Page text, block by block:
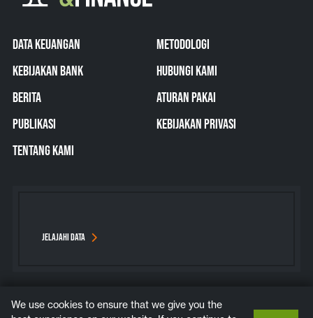
DATA KEUANGAN
KEBIJAKAN BANK
BERITA
PUBLIKASI
TENTANG KAMI
JELAJAHI DATA
METODOLOGI
HUBUNGI KAMI
ATURAN PAKAI
KEBIJAKAN PRIVASI
Bluesky InstagramLinkedInYouTube
We use cookies to ensure that we give you the